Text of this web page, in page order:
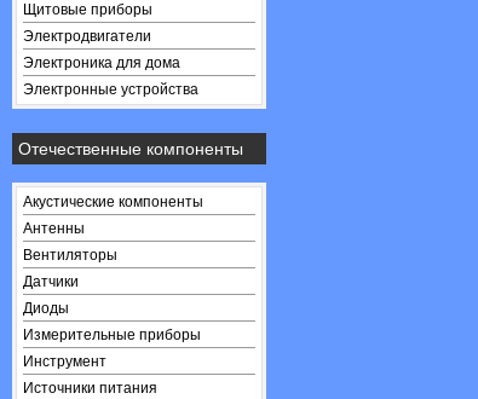
Щитовые приборы
Электродвигатели
Электроника для дома
Электронные устройства
Отечественные компоненты
Акустические компоненты
Антенны
Вентиляторы
Датчики
Диоды
Измерительные приборы
Инструмент
Источники питания